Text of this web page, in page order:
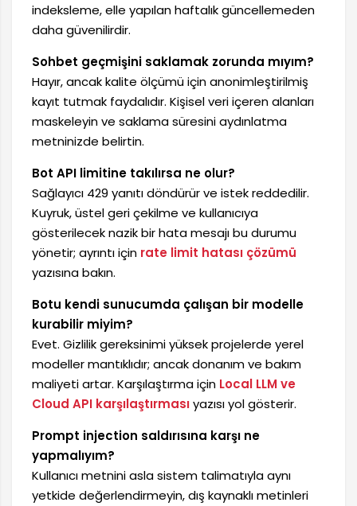
indeksleme, elle yapılan haftalık güncellemeden
daha güvenilirdir.
Sohbet geçmişini saklamak zorunda mıyım?
Hayır, ancak kalite ölçümü için anonimleştirilmiş
kayıt tutmak faydalıdır. Kişisel veri içeren alanları
maskeleyin ve saklama süresini aydınlatma
metninizde belirtin.
Bot API limitine takılırsa ne olur?
Sağlayıcı 429 yanıtı döndürür ve istek reddedilir.
Kuyruk, üstel geri çekilme ve kullanıcıya
gösterilecek nazik bir hata mesajı bu durumu
yönetir; ayrıntı için rate limit hatası çözümü
yazısına bakın.
Botu kendi sunucumda çalışan bir modelle
kurabilir miyim?
Evet. Gizlilik gereksinimi yüksek projelerde yerel
modeller mantıklıdır; ancak donanım ve bakım
maliyeti artar. Karşılaştırma için Local LLM ve
Cloud API karşılaştırmasıyazısı yol gösterir.
Prompt injection saldırısına karşı ne
yapmalıyım?
Kullanıcı metnini asla sistem talimatıyla aynı
yetkide değerlendirmeyin, dış kaynaklı metinleri